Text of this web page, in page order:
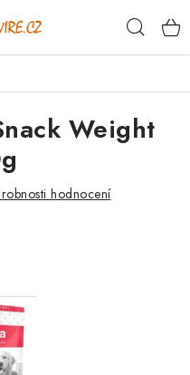
Weight
hodnocení